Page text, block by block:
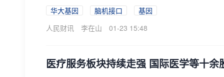
华大基因 脑机接口
基因
人民财讯
李在山 01-23 15:48
医疗服务板块持续走强 国际医学等十余